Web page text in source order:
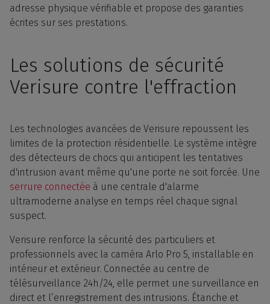
adresse physique vérifiable et propose des garanties
écrites sur ses prestations.
Les solutions de sécurité
Verisure contre l'effraction
Les technologies avancées de Verisure repoussent les
limites de la protection résidentielle. Le système intègre
des détecteurs de chocs qui anticipent les tentatives
d'intrusion avant même qu'une porte ne soit forcée. Une
serrure connectée à une centrale d'alarme
ultramoderne analyse en temps réel chaque signal
suspect.
Verisure renforce la sécurité des particuliers et
professionnels avec la caméra Arlo Pro 5, installable en
intérieur et extérieur. Connectée au centre de
télésurveillance 24h/24, elle permet une surveillance en
direct et l’enregistrement des intrusions. Étanche et